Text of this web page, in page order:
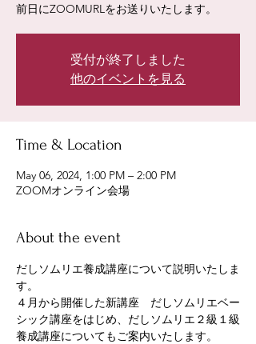
前日にZOOMURLをお送りいたします。
受付が終了しました
他のイベントを見る
Time & Location
May 06, 2024, 1:00 PM – 2:00 PM
ZOOMオンライン会場
About the event
だしソムリエ養成講座について説明いたしま
す。
４月から開催した新講座　だしソムリエベー
シック講座をはじめ、だしソムリエ２級１級
養成講座についてもご案内いたします。